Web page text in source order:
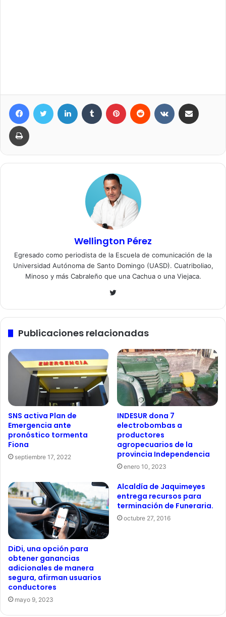
FacebookTwitter LinkedIn Tumblr Pinterest Reddit VKontakte
Imprimir
Wellington Pérez
Egresado como periodista de la Escuela de comunicación de la
Universidad Autónoma de Santo Domingo (UASD). Cuatriboliao,
Minoso y más Cabraleño que una Cachua o una Viejaca.
Twitter
Publicaciones relacionadas
SNS activa Plan de
Emergencia ante
pronóstico tormenta
Fiona
septiembre 17, 2022
INDESUR dona 7
electrobombas a
productores
agropecuarios de la
provincia Independencia
enero 10, 2023
DiDi, una opción para
obtener ganancias
adicionales de manera
segura, afirman usuarios
conductores
mayo 9, 2023
Alcaldía de Jaquimeyes
entrega recursos para
terminación de Funeraria.
octubre 27, 2016